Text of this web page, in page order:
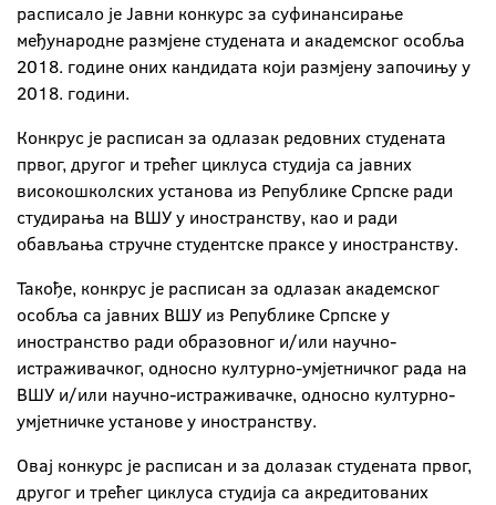
расписало је Јавни конкурс за суфинансирање
међународне размјене студената и академског особља
2018. године оних кандидата који размјену започињу у
2018. години.
Конкрус је расписан за одлазак редовних студената
првог, другог и трећег циклуса студија са јавних
високошколских установа из Републике Српске ради
студирања на ВШУ у иностранству, као и ради
обављања стручне студентске праксе у иностранству.
Такође, конкрус је расписан за одлазак академског
особља са јавних ВШУ из Републике Српске у
иностранство ради образовног и/или научно-
истраживачког, односно културно-умјетничког рада на
ВШУ и/или научно-истраживачке, односно културно-
умјетничке установе у иностранству.
Овај конкурс је расписан и за долазак студената првог,
другог и трећег циклуса студија са акредитованих